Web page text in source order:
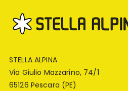
STELLA ALPINA
Via Giulio Mazzarino, 74/1
65126 Pescara (PE)